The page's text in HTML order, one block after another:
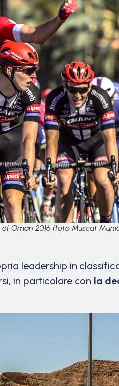
Oman 2016 (foto Muscat
leadership in
in particolare con la